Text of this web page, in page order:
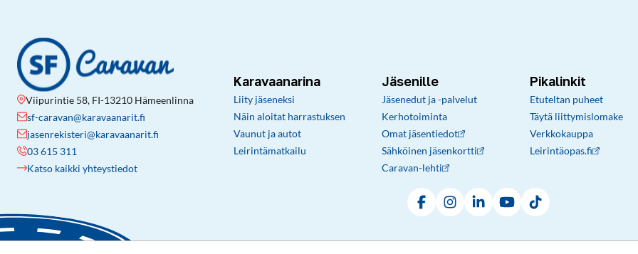
Viipurintie 58, FI-13210 Hämeenlinna
sf-caravan@karavaanarit.fi
jasenrekisteri@karavaanarit.fi
03 615 311
Katso kaikki yhteystiedot
Karavaanarina
Liity jäseneksi
Näin aloitat harrastuksen
Vaunut ja autot
Leirintämatkailu
Jäsenille
Jäsenedut ja -palvelut
Kerhotoiminta
Omat jäsentiedot
Sähköinen jäsenkortti
Caravan-lehti
Pikalinkit
Etuteltan puheet
Täytä liittymislomake
Verkkokauppa
Leirintäopas.fi
FacebookInstagramLinkedInYouTubeTikTok